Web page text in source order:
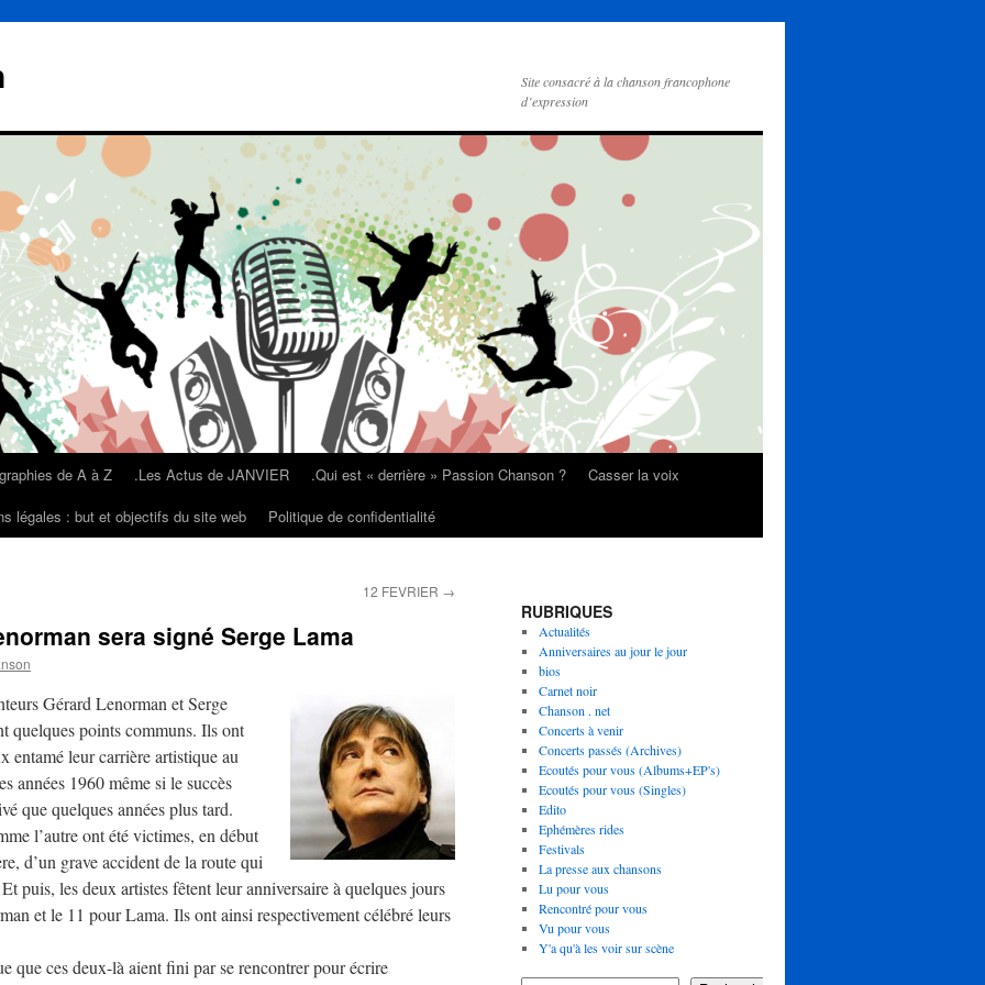
Site consacré à la chanson francophone
d’expression
de A à Z .Les Actus de JANVIER .Qui est « derrière » Passion Chanson ?
Casser la voix
légales : but et objectifs du site web Politique de confidentialité
12 FEVRIER →
sera signé Serge Lama
Gérard Lenorman et Serge
quelques points communs. Ils ont
entamé leur carrière artistique au
années 1960 même si le succès
que quelques années plus tard.
l’autre ont été victimes, en début
d’un grave accident de la route qui
puis, les deux artistes fêtent leur anniversaire à quelques jours
et le 11 pour Lama. Ils ont ainsi respectivement célébré leurs
que ces deux-là aient fini par se rencontrer pour écrire
RUBRIQUES
Actualités
Anniversaires au jour le jour
bios
Carnet noir
Chanson . net
Concerts à venir
Concerts passés (Archives)
Ecoutés pour vous (Albums+EP's)
Ecoutés pour vous (Singles)
Edito
Ephémères rides
Festivals
La presse aux chansons
Lu pour vous
Rencontré pour vous
Vu pour vous
Y'a qu'à les voir sur scène